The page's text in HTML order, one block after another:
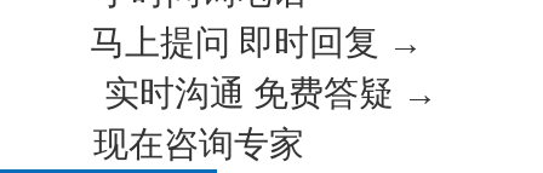
马上提问 即时回复 →
实时沟通 免费答疑 →
现在咨询专家